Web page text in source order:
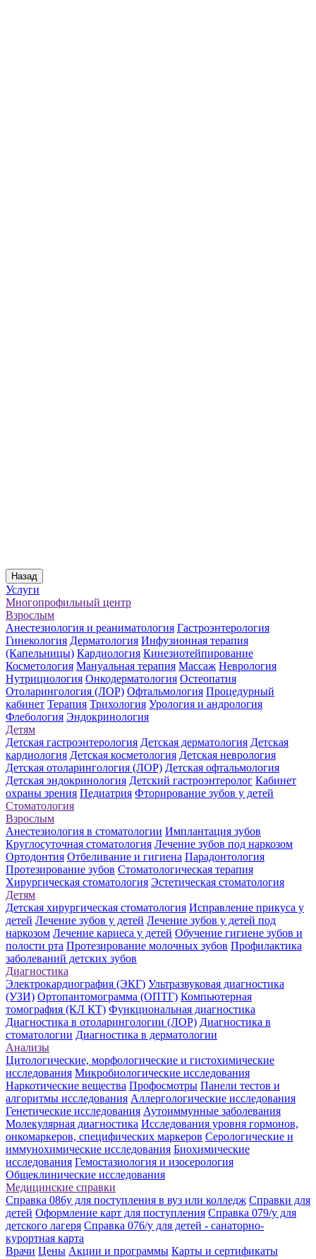
Назад
Услуги
Многопрофильный центр
Взрослым
Анестезиология и реаниматология Гастроэнтерология
Гинекология Дерматология Инфузионная терапия
(Капельницы) Кардиология Кинезиотейпирование
Косметология Мануальная терапия Массаж Неврология
Нутрициология Онкодерматология Остеопатия
Отоларингология (ЛОР) Офтальмология Процедурный
кабинет Терапия Трихология Урология и андрология
Флебология Эндокринология
Детям
Детская гастроэнтерология Детская дерматология Детская
кардиология Детская косметология Детская неврология
Детская отоларингология (ЛОР) Детская офтальмология
Детская эндокринология Детский гастроэнтеролог Кабинет
охраны зрения Педиатрия Фторирование зубов у детей
Стоматология
Взрослым
Анестезиология в стоматологии Имплантация зубов
Круглосуточная стоматология Лечение зубов под наркозом
Ортодонтия Отбеливание и гигиена Парадонтология
Протезирование зубов Стоматологическая терапия
Хирургическая стоматология Эстетическая стоматология
Детям
Детская хирургическая стоматология Исправление прикуса у
детей Лечение зубов у детей Лечение зубов у детей под
наркозом Лечение кариеса у детей Обучение гигиене зубов и
полости рта Протезирование молочных зубов Профилактика
заболеваний детских зубов
Диагностика
Электрокардиография (ЭКГ) Ультразвуковая диагностика
(УЗИ) Ортопантомограмма (ОПТГ) Компьютерная
томография (КЛ КТ) Функциональная диагностика
Диагностика в отоларингологии (ЛОР) Диагностика в
стоматологии Диагностика в дерматологии
Анализы
Цитологические, морфологические и гистохимические
исследования Микробиологические исследования
Наркотические вещества Профосмотры Панели тестов и
алгоритмы исследования Аллергологические исследования
Генетические исследования Аутоиммунные заболевания
Молекулярная диагностика Исследования уровня гормонов,
онкомаркеров, специфических маркеров Серологические и
иммунохимические исследования Биохимические
исследования Гемостазиология и изосерология
Общеклинические исследования
Медицинские справки
Справка 086у для поступления в вуз или колледж Справки для
детей Оформление карт для поступления Справка 079/у для
детского лагеря Справка 076/у для детей - санаторно-
курортная карта
Врачи Цены Акции и программы Карты и сертификаты